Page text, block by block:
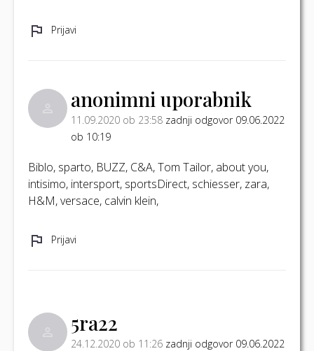
Prijavi
anonimni uporabnik
11.09.2020 ob 23:58 zadnji odgovor 09.06.2022
ob 10:19
Biblo, sparto, BUZZ, C&A, Tom Tailor, about you,
intisimo, intersport, sportsDirect, schiesser, zara,
H&M, versace, calvin klein,
Prijavi
5ra22
24.12.2020 ob 11:26 zadnji odgovor 09.06.2022